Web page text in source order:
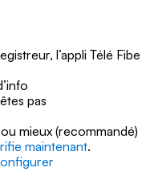
l’appli Télé Fibe
pas
mieux (recommandé)
maintenant.